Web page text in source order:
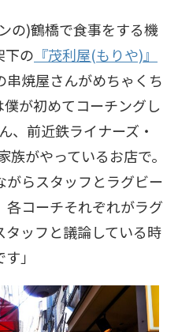
の)鶴橋で食事をする機
下の 『茂利屋(もりや)』
串焼屋さんがめちゃくち
が初めてコーチングし
、前近鉄ライナーズ・
がやっているお店で。
がらスタッフとラグビー
コーチそれぞれがラグ
タッフと議論している時
」